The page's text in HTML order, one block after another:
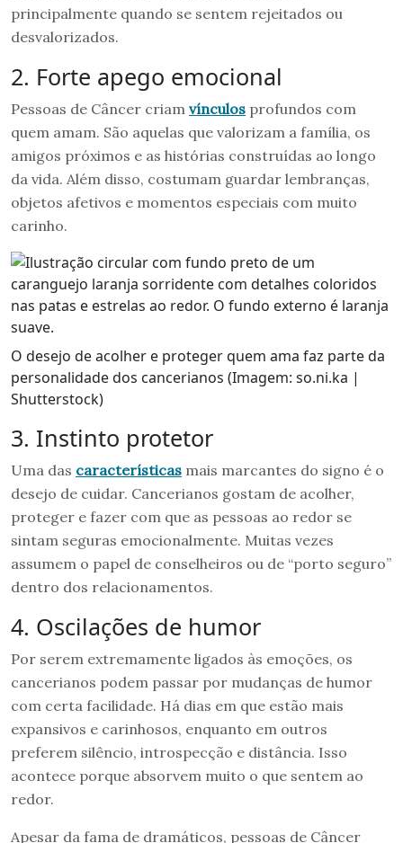
principalmente quando se sentem rejeitados ou
desvalorizados.
2. Forte apego emocional
Pessoas de Câncer criam vínculos profundos com
quem amam. São aquelas que valorizam a família, os
amigos próximos e as histórias construídas ao longo
da vida. Além disso, costumam guardar lembranças,
objetos afetivos e momentos especiais com muito
carinho.
O desejo de acolher e proteger quem ama faz parte da
personalidade dos cancerianos (Imagem: so.ni.ka |
Shutterstock)
3. Instinto protetor
Uma das características mais marcantes do signo é o
desejo de cuidar. Cancerianos gostam de acolher,
proteger e fazer com que as pessoas ao redor se
sintam seguras emocionalmente. Muitas vezes
assumem o papel de conselheiros ou de “porto seguro”
dentro dos relacionamentos.
4. Oscilações de humor
Por serem extremamente ligados às emoções, os
cancerianos podem passar por mudanças de humor
com certa facilidade. Há dias em que estão mais
expansivos e carinhosos, enquanto em outros
preferem silêncio, introspecção e distância. Isso
acontece porque absorvem muito o que sentem ao
redor.
Apesar da fama de dramáticos, pessoas de Câncer